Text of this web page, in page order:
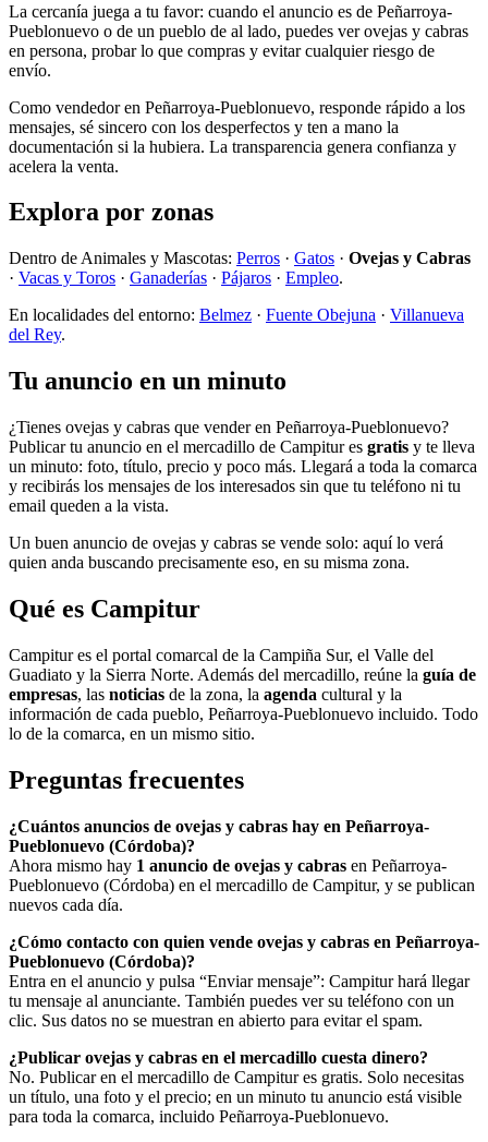
La cercanía juega a tu favor: cuando el anuncio es de Peñarroya-
Pueblonuevo o de un pueblo de al lado, puedes ver ovejas y cabras
en persona, probar lo que compras y evitar cualquier riesgo de
envío.
Como vendedor en Peñarroya-Pueblonuevo, responde rápido a los
mensajes, sé sincero con los desperfectos y ten a mano la
documentación si la hubiera. La transparencia genera confianza y
acelera la venta.
Explora por zonas
Dentro de Animales y Mascotas: Perros · Gatos · Ovejas y Cabras
· Vacas y Toros · Ganaderías · Pájaros · Empleo.
En localidades del entorno: Belmez · Fuente Obejuna · Villanueva
del Rey.
Tu anuncio en un minuto
¿Tienes ovejas y cabras que vender en Peñarroya-Pueblonuevo?
Publicar tu anuncio en el mercadillo de Campitur es gratis y te lleva
un minuto: foto, título, precio y poco más. Llegará a toda la comarca
y recibirás los mensajes de los interesados sin que tu teléfono ni tu
email queden a la vista.
Un buen anuncio de ovejas y cabras se vende solo: aquí lo verá
quien anda buscando precisamente eso, en su misma zona.
Qué es Campitur
Campitur es el portal comarcal de la Campiña Sur, el Valle del
Guadiato y la Sierra Norte. Además del mercadillo, reúne la guía de
empresas, las noticias de la zona, la agenda cultural y la
información de cada pueblo, Peñarroya-Pueblonuevo incluido. Todo
lo de la comarca, en un mismo sitio.
Preguntas frecuentes
¿Cuántos anuncios de ovejas y cabras hay en Peñarroya-
Pueblonuevo (Córdoba)?
Ahora mismo hay 1 anuncio de ovejas y cabras en Peñarroya-
Pueblonuevo (Córdoba) en el mercadillo de Campitur, y se publican
nuevos cada día.
¿Cómo contacto con quien vende ovejas y cabras en Peñarroya-
Pueblonuevo (Córdoba)?
Entra en el anuncio y pulsa “Enviar mensaje”: Campitur hará llegar
tu mensaje al anunciante. También puedes ver su teléfono con un
clic. Sus datos no se muestran en abierto para evitar el spam.
¿Publicar ovejas y cabras en el mercadillo cuesta dinero?
No. Publicar en el mercadillo de Campitur es gratis. Solo necesitas
un título, una foto y el precio; en un minuto tu anuncio está visible
para toda la comarca, incluido Peñarroya-Pueblonuevo.